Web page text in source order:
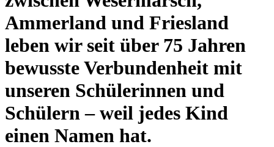
Ammerland und Friesland
leben wir seit über 75 Jahren
bewusste Verbundenheit mit
unseren Schülerinnen und
Schülern – weil jedes Kind
einen Namen hat.